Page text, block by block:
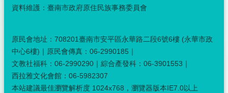
資料維護：臺南市政府原住民族事務委員會
原民會地址：708201臺南市安平區永華路二段6號6樓 (永華市政
中心6樓)｜原民會傳真：06-2990185｜
文教社福科：06-2990290｜綜合產發科：06-3901553｜
西拉雅文化會館：06-5982307
本站建議最佳瀏覽解析度 1024x768，瀏覽器版本IE7.0以上